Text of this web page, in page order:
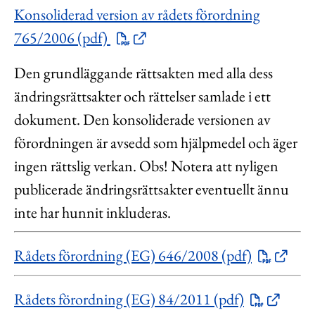
Konsoliderad version av rådets förordning
765/2006 (pdf)
Den grundläggande rättsakten med alla dess
ändringsrättsakter och rättelser samlade i ett
dokument. Den konsoliderade versionen av
förordningen är avsedd som hjälpmedel och äger
ingen rättslig verkan. Obs! Notera att nyligen
publicerade ändringsrättsakter eventuellt ännu
inte har hunnit inkluderas.
Rådets förordning (EG) 646/2008 (pdf)
Rådets förordning (EG) 84/2011 (pdf)